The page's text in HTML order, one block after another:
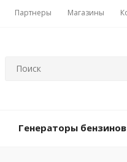
Партнеры Магазины
Генераторы